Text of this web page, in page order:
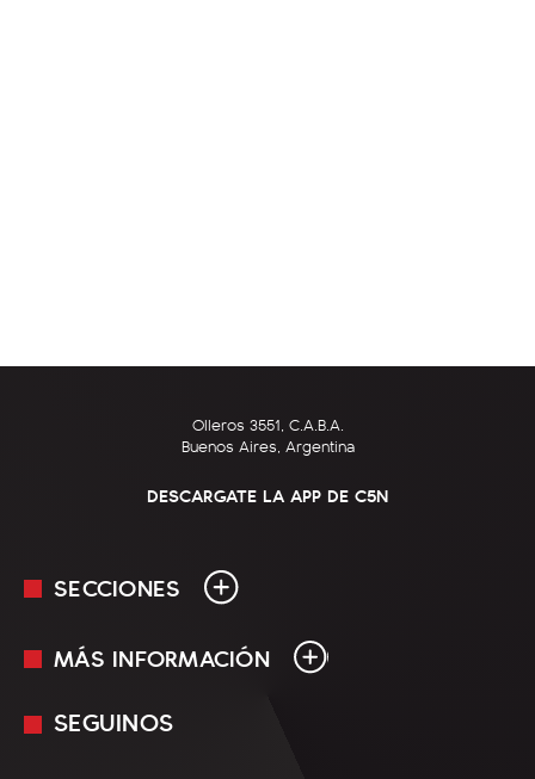
Olleros 3551, C.A.B.A.
Buenos Aires, Argentina
DESCARGATE LA APP DE C5N
SECCIONES
En Vivo
MÁS INFORMACIÓN
Mediakit
SEGUINOS